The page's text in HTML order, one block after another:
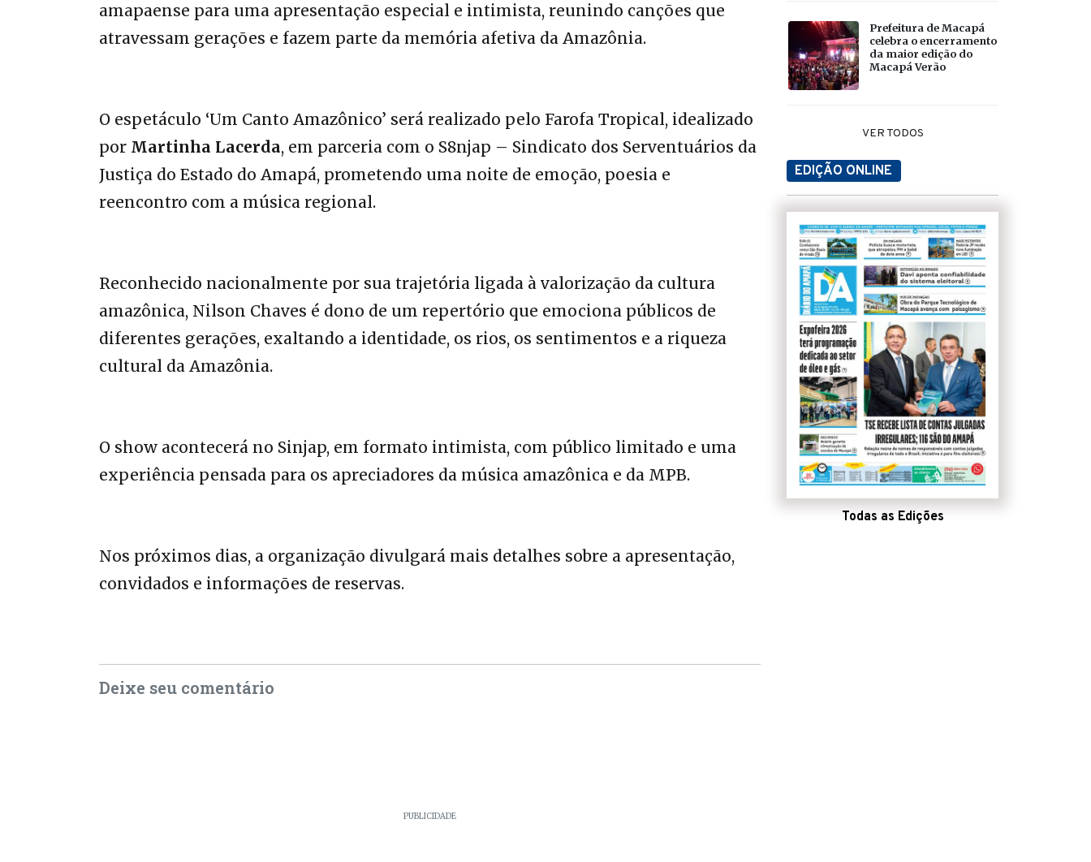
amapaense para uma apresentação especial e intimista, reunindo canções que
atravessam gerações e fazem parte da memória afetiva da Amazônia.
O espetáculo ‘Um Canto Amazônico’ será realizado pelo Farofa Tropical, idealizado
por Martinha Lacerda, em parceria com o S8njap – Sindicato dos Serventuários da
Justiça do Estado do Amapá, prometendo uma noite de emoção, poesia e
reencontro com a música regional.
Reconhecido nacionalmente por sua trajetória ligada à valorização da cultura
amazônica, Nilson Chaves é dono de um repertório que emociona públicos de
diferentes gerações, exaltando a identidade, os rios, os sentimentos e a riqueza
cultural da Amazônia.
O show acontecerá no Sinjap, em formato intimista, com público limitado e uma
experiência pensada para os apreciadores da música amazônica e da MPB.
Nos próximos dias, a organização divulgará mais detalhes sobre a apresentação,
convidados e informações de reservas.
Deixe seu comentário
PUBLICIDADE
Prefeitura de Macapá
celebra o encerramento
da maior edição do
Macapá Verão
VER TODOS
EDIÇÃO ONLINE
Todas as Edições